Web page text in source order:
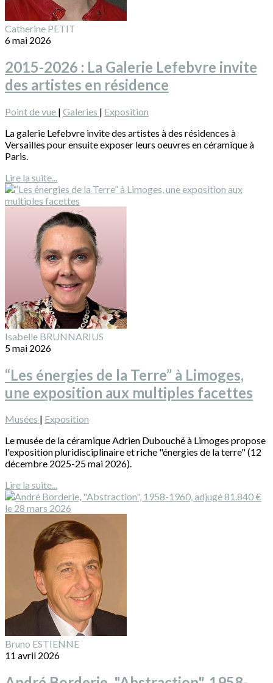
Catherine PETIT
6 mai 2026
2015-2026 : La Galerie Lefebvre invite
des artistes en résidence
Point de vue | Galeries | Exposition
La galerie Lefebvre invite des artistes à des résidences à
Versailles pour ensuite exposer leurs oeuvres en céramique à
Paris.
Lire la suite...
Isabelle BRUNNARIUS
5 mai 2026
“Les énergies de la Terre” à Limoges,
une exposition aux multiples facettes
Musées | Exposition
Le musée de la céramique Adrien Dubouché à Limoges propose
l'exposition pluridisciplinaire et riche "énergies de la terre" (12
décembre 2025-25 mai 2026).
Lire la suite...
Bruno ESTIENNE
11 avril 2026